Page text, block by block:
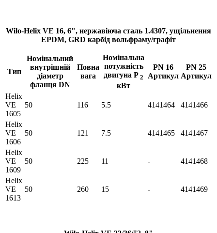
Wilo-Helix VE 16, 6", нержавіюча сталь 1.4307, ущільнення
EPDM, GRD карбід вольфраму/графіт
Тип
Номінальний
внутрішній
діаметр
фланця DN
Повна
вага
Номінальна
потужність
двигуна P 2
кВт
PN 16
Артикул
PN 25
Артикул
Helix
VE
1605
50 116 5.5 4141464 4141466
Helix
VE
1606
50 121 7.5 4141465 4141467
Helix
VE
1609
50 225 11 - 4141468
Helix
VE
1613
50 260 15 - 4141469